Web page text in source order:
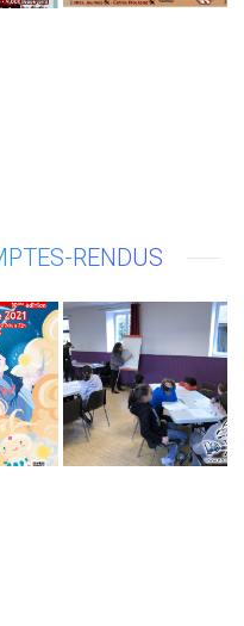
RENDUS